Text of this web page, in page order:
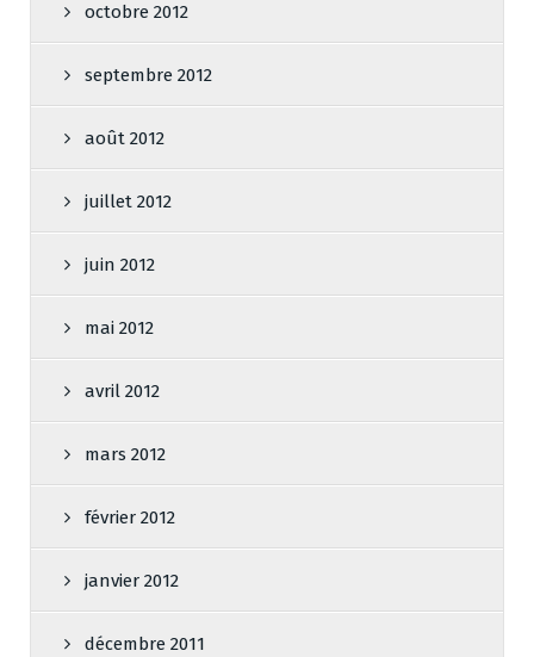
octobre 2012
septembre 2012
août 2012
juillet 2012
juin 2012
mai 2012
avril 2012
mars 2012
février 2012
janvier 2012
décembre 2011